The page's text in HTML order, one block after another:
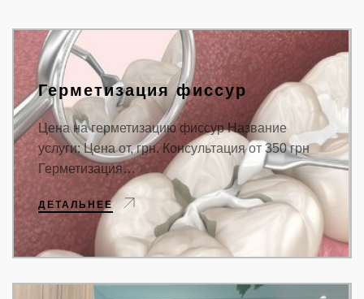
Герметизация фиссур
Цена на герметизацию фиссур Название
услуги: Цена от, грн. Консультация от 350 грн
Герметизация…
ДЕТАЛЬНЕЕ